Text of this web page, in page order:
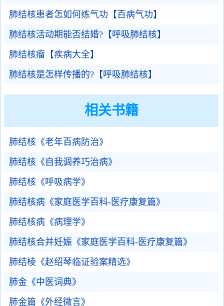
肺结核患者怎如何练气功【百病气功】
肺结核活动期能否结婚?【呼吸肺结核】
肺结核瘤【疾病大全】
肺结核是怎样传播的?【呼吸肺结核】
相关书籍
肺结核《老年百病防治》
肺结核《自我调养巧治病》
肺结核《呼吸病学》
肺结核病《家庭医学百科-医疗康复篇》
肺结核病《病理学》
肺结核合并妊娠《家庭医学百科-医疗康复篇》
肺结棱《赵绍琴临证验案精选》
肺金《中医词典》
肺金篇《外经微言》